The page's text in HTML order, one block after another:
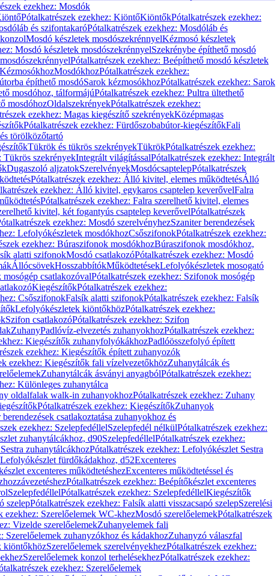
ezekhez: Mosdók
Pótalkatrészek ezekhez: KiöntőKiöntőkPótalkatrészek ezekhez:
és szifontakaróPótalkatrészek ezekhez: Mosdóláb és
Mosdó készletek mosdószekrénnyelKézmosó készletek
Mosdó készletek mosdószekrénnyelSzekrénybe építhető mosdó
Pótalkatrészek ezekhez: Beépíthető mosdó készletek
MosdókhozPótalkatrészek ezekhez:
építhető mosdóSarok kézmosókhozPótalkatrészek ezekhez: Sarok
mosdóhoz, tálformájúPótalkatrészek ezekhez: Pultra ültethető
mosdóhozOldalszekrényekPótalkatrészek ezekhez:
ezekhez: Magas kiegészítő szekrényekKözépmagas
Pótalkatrészek ezekhez: Fürdőszobabútor-kiegészítőkFali
törölközőtartó
Tükrök és tükrös szekrényekTükrökPótalkatrészek ezekhez:
Tükrös szekrényekIntegrált világítássalPótalkatrészek ezekhez: Integrált
Dugaszoló aljzatokSzerelvényekMosdócsaptelepPótalkatrészek
Pótalkatrészek ezekhez: Álló kivitel, elemes működtetésÁlló
ezekhez: Álló kivitel, egykaros csaptelep keverővelFalra
Pótalkatrészek ezekhez: Falra szerelhető kivitel, elemes
kivitel, két fogantyús csaptelep keverővelPótalkatrészek
ezekhez: Mosdó szerelvényhezSzaniter berendezések
Lefolyókészletek mosdókhozCsőszifonokPótalkatrészek ezekhez:
ezekhez: Búraszifonok mosdókhozBúraszifonok mosdókhoz,
alatti szifonokMosdó csatlakozóPótalkatrészek ezekhez: Mosdó
ÁllócsövekHosszabbítókMűködtetésekLefolyókészletek mosogató
mosógép csatlakozóvalPótalkatrészek ezekhez: Szifonok mosógép
KiegészítőkPótalkatrészek ezekhez:
CsőszifonokFalsík alatti szifonokPótalkatrészek ezekhez: Falsík
Lefolyókészletek kiöntőkhözPótalkatrészek ezekhez:
Szifon csatlakozóPótalkatrészek ezekhez: Szifon
ZuhanyPadlóvíz-elvezetés zuhanyokhozPótalkatrészek ezekhez:
Kiegészítők zuhanyfolyókákhozPadlóösszefolyó épített
ezekhez: Kiegészítők épített zuhanyozók
ezekhez: Kiegészítők fali vízelvezetőkhözZuhanytálcák és
Zuhanytálcák ásványi anyagbólPótalkatrészek ezekhez:
Különleges zuhanytálca
oldalfalak walk-in zuhanyokhozPótalkatrészek ezekhez: Zuhany
Pótalkatrészek ezekhez: KiegészítőkZuhanyok
berendezések csatlakoztatása zuhanyokhoz és
ezekhez: SzelepfedéllelSzelepfedél nélkülPótalkatrészek ezekhez:
zuhanytálcákhoz, d90SzelepfedéllelPótalkatrészek ezekhez:
zuhanytálcákhozPótalkatrészek ezekhez: Lefolyókészlet Sestra
fürdőkádakhoz, d52Excenteres
excenteres működtetéshezExcenteres működtetéssel és
Pótalkatrészek ezekhez: Beépítőkészlet excenteres
SzelepfedéllelPótalkatrészek ezekhez: SzelepfedéllelKiegészítők
szelepPótalkatrészek ezekhez: Falsík alatti visszacsapó szelepSzerelési
ezekhez: Szerelőelemek WC-khezMosdó szerelőelemekPótalkatrészek
Vizelde szerelőelemekZuhanyelemek fali
Szerelőelemek zuhanyzókhoz és kádakhozZuhanyzó válaszfal
kiöntőkhözSzerelőelemek szerelvényekhezPótalkatrészek ezekhez:
Szerelőelemek konzol terhelésekhezPótalkatrészek ezekhez:
ezekhez: Szerelőelemek